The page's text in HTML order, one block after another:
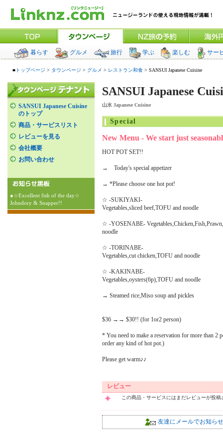
暮らす グルメ 旅行 学ぶ 楽しむ サー
■ トップページ > タウンページ > グルメ > レストラン和食 > SANSUI Japanese Cuisine
SANSUI Japanese Cuisine
のトップ
商品・サービスリスト
レビューを見る
会社概要
お問い合わせ
●☆Excellent fish of the day☆
Johndory & Snapper!!
SANSUI Japanese
山水 Japanese Cuisine
Special
New Menu - We start just
HOT POT SET!!
→ Today's special appetizer
→ *Please choose one hot pot!
☆ -SUKIYAKI-
Vegetables,sliced beef,TOFU and noodle
☆ -YOSENABE-
noodle
☆ -TORINABE-
Vegetables,cut chicken,TOFU and noodle
☆ -KAKINABE-
Vegetables,oysters(6p),TOFU and noodle
→ Steamed rice,Miso soup and pickles
$36 →→ $30!! (for 1or2 person)
* You need to make a reservation for more than 2
order any kind of hot pot.)
Please get warm♪♪
レビュー
この商品・サービスにはまだレビューが投稿
友達にメールでお知らせ